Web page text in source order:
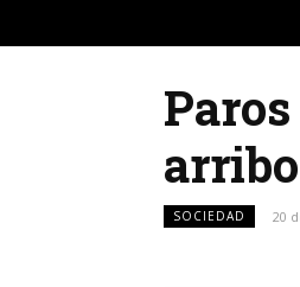
SOCIEDAD 20